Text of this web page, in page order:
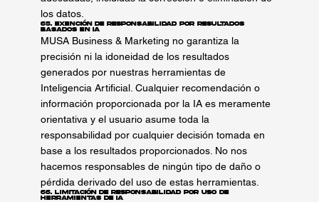
los datos.
65. Exención de Responsabilidad por Resultados
Basados en IA
MUSA Business & Marketing no garantiza la
precisión ni la idoneidad de los resultados
generados por nuestras herramientas de
Inteligencia Artificial. Cualquier recomendación o
información proporcionada por la IA es meramente
orientativa y el usuario asume toda la
responsabilidad por cualquier decisión tomada en
base a los resultados proporcionados. No nos
hacemos responsables de ningún tipo de daño o
pérdida derivado del uso de estas herramientas.
66. Limitación de Responsabilidad por Uso de
Herramientas de IA